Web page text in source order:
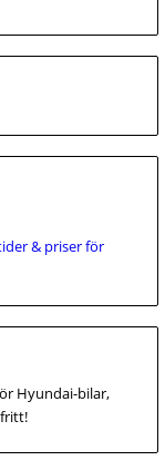
Hyundai-bilar,